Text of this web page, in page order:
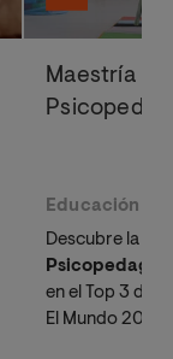
Maestría
Educación
Descubre la
en el Top 3 de
El Mundo